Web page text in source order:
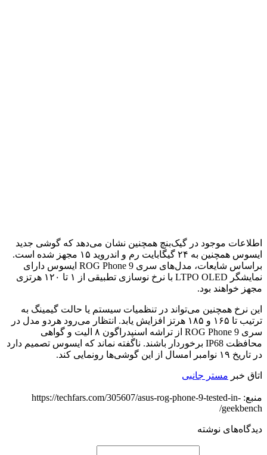
اطلاعات موجود در گیک‌بنچ همچنین نشان می‌دهد که گوشی جدید
ایسوس همچنین به ۲۴ گیگابایت رم و اندروید ۱۵ مجهز شده است.
براساس شایعات، مدل‌های سری ROG Phone 9 ایسوس دارای
نمایشگر LTPO OLED با نرخ نوسازی تطبیقی از ۱ تا ۱۲۰ هرتزی
مجهز خواهند بود.
این نرخ همچنین می‌تواند در تنظمیات سیستم یا حالت گیمینگ به
ترتیب تا ۱۶۵ و ۱۸۵ هرتز افزایش یابد. انتظار می‌رود هردو مدل در
سری ROG Phone 9 از تراشه اسنپدراگون ۸ الیت و گواهی
محافظت IP68 برخوردار باشند. ناگفته نماند که ایسوس تصمیم دارد
در تاریخ ۱۹ نوامبر امسال از این گوشی‌ها رونمایی کند.
اتاق خبر مستر جانبی
منبع: https://techfars.com/305607/asus-rog-phone-9-tested-in-
geekbench/
دیدگاه‌های نوشته